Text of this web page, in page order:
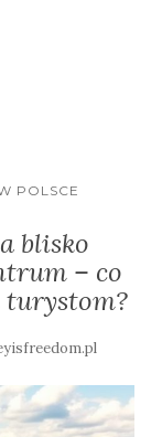
POLSCE
blisko
– co
turystom?